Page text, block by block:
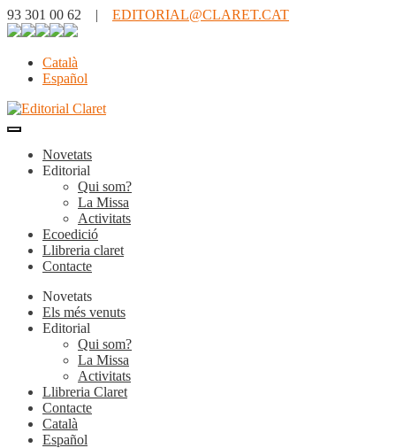
93 301 00 62 | EDITORIAL@CLARET.CAT
Català
Español
Novetats
Editorial
Qui som?
La Missa
Activitats
Ecoedició
Llibreria claret
Contacte
Novetats
Els més venuts
Editorial
Qui som?
La Missa
Activitats
Llibreria Claret
Contacte
Català
Español